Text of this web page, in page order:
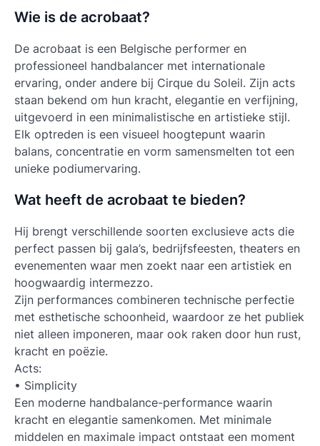
Wie is de acrobaat?
De acrobaat is een Belgische performer en
professioneel handbalancer met internationale
ervaring, onder andere bij Cirque du Soleil. Zijn acts
staan bekend om hun kracht, elegantie en verfijning,
uitgevoerd in een minimalistische en artistieke stijl.
Elk optreden is een visueel hoogtepunt waarin
balans, concentratie en vorm samensmelten tot een
unieke podiumervaring.
Wat heeft de acrobaat te bieden?
Hij brengt verschillende soorten exclusieve acts die
perfect passen bij gala’s, bedrijfsfeesten, theaters en
evenementen waar men zoekt naar een artistiek en
hoogwaardig intermezzo.
Zijn performances combineren technische perfectie
met esthetische schoonheid, waardoor ze het publiek
niet alleen imponeren, maar ook raken door hun rust,
kracht en poëzie.
Acts:
• Simplicity
Een moderne handbalance-performance waarin
kracht en elegantie samenkomen. Met minimale
middelen en maximale impact ontstaat een moment